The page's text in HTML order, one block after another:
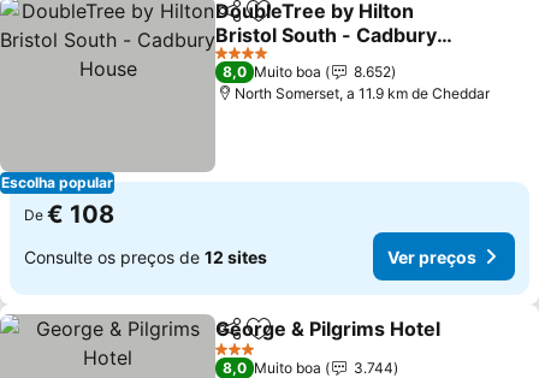
Escolha popular
PartilharAdicionar aos favoritos
DoubleTree by Hilton
Bristol South - Cadbury
House
4 Estrelas
8,0 Muito boa
8.652
North Somerset, a 11.9 km de Cheddar
De € 108
Consulte os preços de 12 sites Ver preços
PartilharAdicionar aos favoritos
George & Pilgrims Hotel
3 Estrelas
8,0 Muito boa
3.744